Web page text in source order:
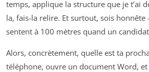
temps, applique la structure que je t’ai
la, fais-la relire. Et surtout, sois honnête
sentent à 100 mètres quand un
Alors, concrètement, quelle est ta
téléphone, ouvre un document Word,